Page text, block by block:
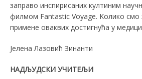
заправо инспирисаних култиним
филмом Fantastic Voyage. Kолико смо
примене оваквих достигнућа у
Јелена Лазовић Зинанти
НАДЉУДСКИ УЧИТЕЉИ